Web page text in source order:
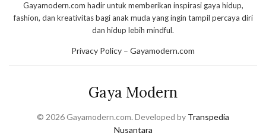
Gayamodern.com hadir untuk memberikan inspirasi gaya hidup,
fashion, dan kreativitas bagi anak muda yang ingin tampil percaya diri
dan hidup lebih mindful.
Privacy Policy – Gayamodern.com
Gaya Modern
© 2026 Gayamodern.com. Developed by Transpedia
Nusantara